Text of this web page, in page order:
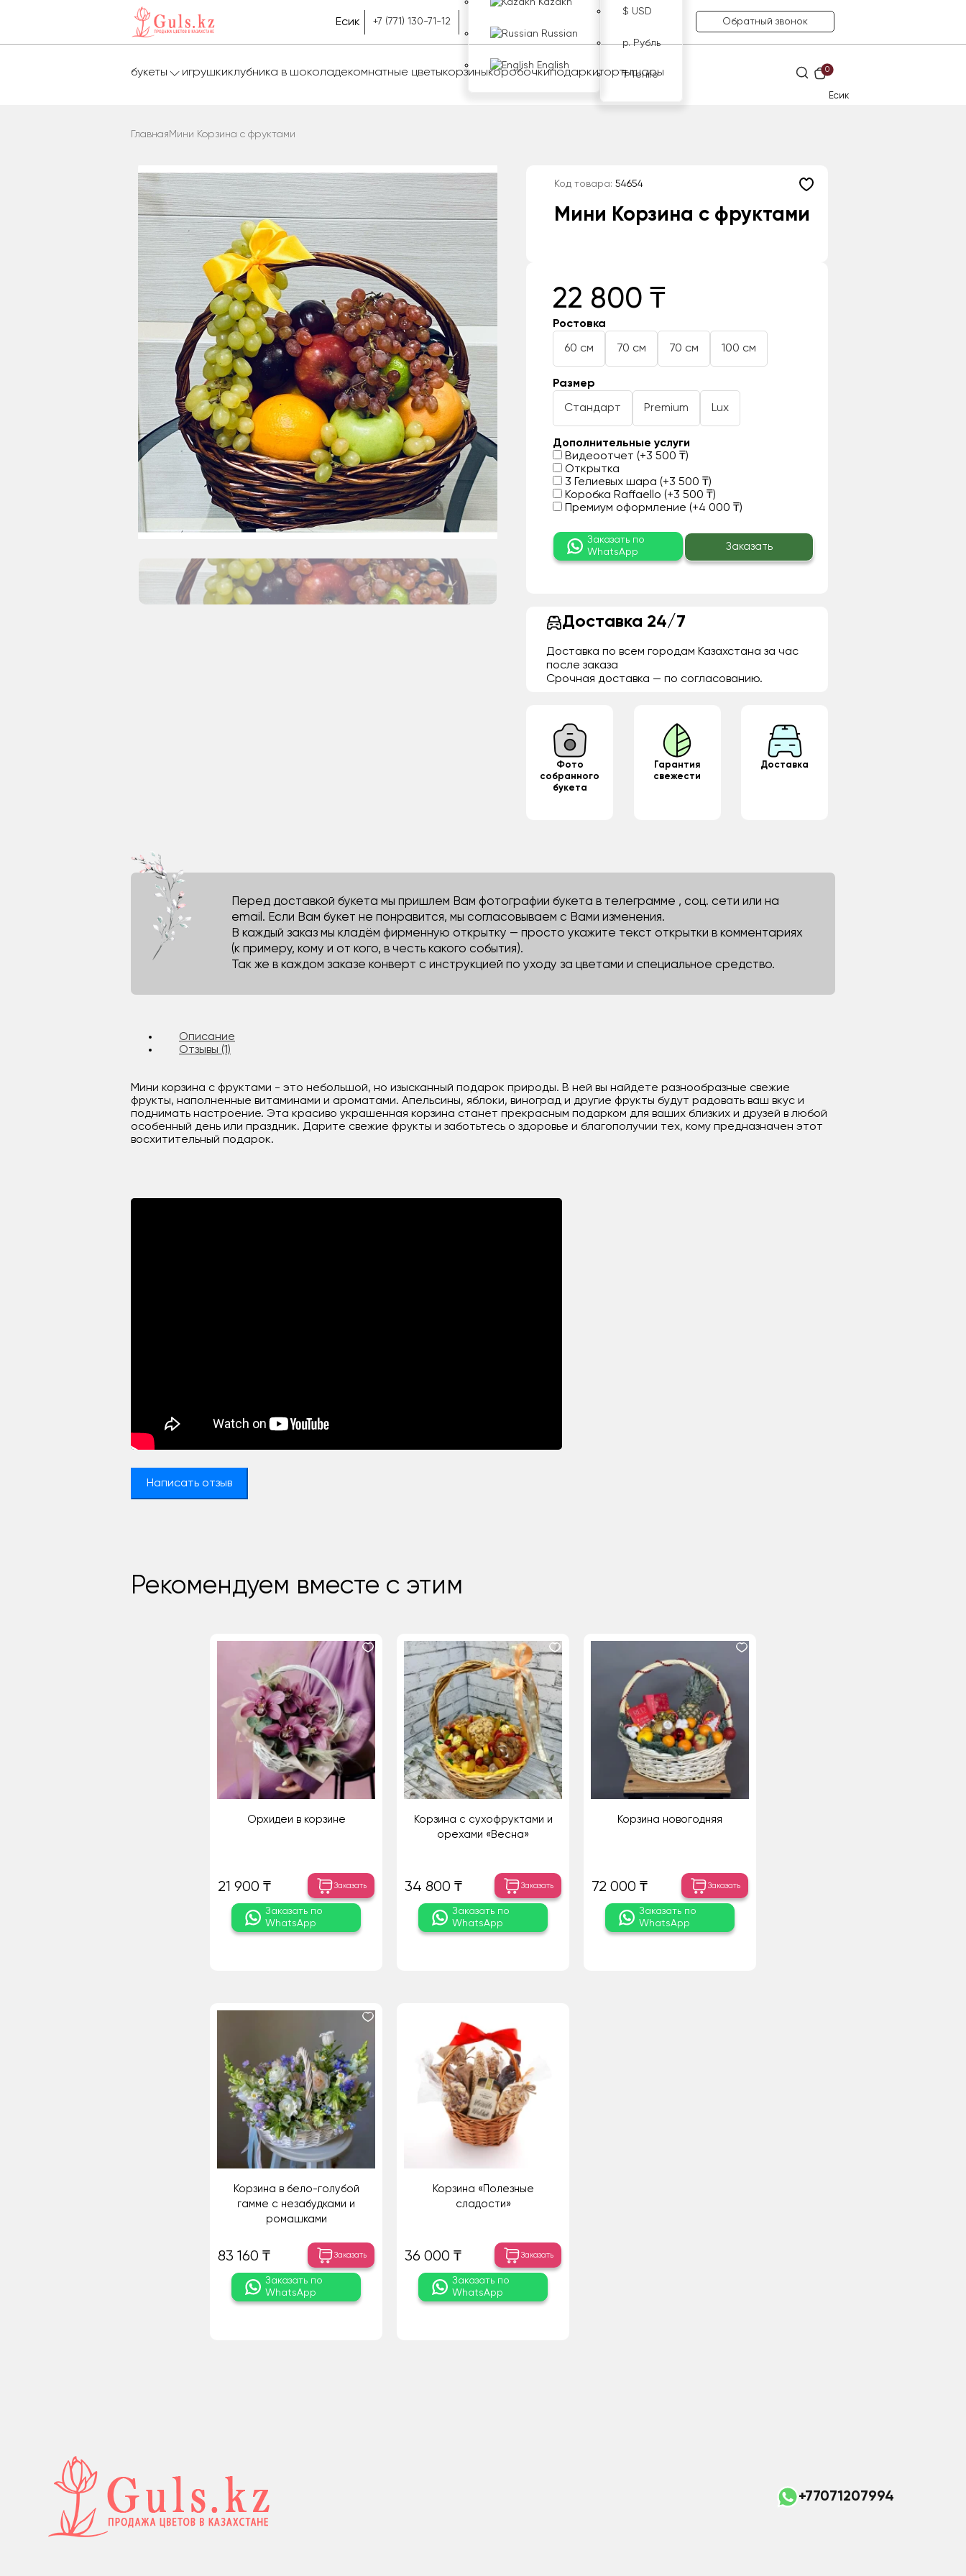
Есик +7 (771) 130-71-12
Kazakh
Russian
English
$ USD
р. Рубль
₸ Тенге
Обратный звонок
букеты игрушкиклубника в шоколадекомнатные цветыкорзиныкоробочкиподаркитортышары 0
Есик
Главная Мини Корзина с фруктами
Код товара: 54654
Мини Корзина с фруктами
22 800 ₸
Ростовка
60 см 70 см 70 см 100 см
Размер
Стандарт Premium Lux
Дополнительные услуги
Видеоотчет (+3 500 ₸)
Открытка
3 Гелиевых шара (+3 500 ₸)
Коробка Raffaello (+3 500 ₸)
Премиум оформление (+4 000 ₸)
Заказать по
WhatsApp
Заказать
Доставка 24/7
Доставка по всем городам Казахстана за час
после заказа
Срочная доставка — по согласованию.
Фото
собранного
букета
Гарантия
свежести
Доставка
Перед доставкой букета мы пришлем Вам фотографии букета в телеграмме , соц. сети или на
email. Если Вам букет не понравится, мы согласовываем с Вами изменения.
В каждый заказ мы кладём фирменную открытку — просто укажите текст открытки в комментариях
(к примеру, кому и от кого, в честь какого события).
Так же в каждом заказе конверт с инструкцией по уходу за цветами и специальное средство.
Описание
Отзывы (1)
Мини корзина с фруктами - это небольшой, но изысканный подарок природы. В ней вы найдете разнообразные свежие
фрукты, наполненные витаминами и ароматами. Апельсины, яблоки, виноград и другие фрукты будут радовать ваш вкус и
поднимать настроение. Эта красиво украшенная корзина станет прекрасным подарком для ваших близких и друзей в любой
особенный день или праздник. Дарите свежие фрукты и заботьтесь о здоровье и благополучии тех, кому предназначен этот
восхитительный подарок.
Написать отзыв
Рекомендуем вместе с этим
Орхидеи в корзине
21 900 ₸ Заказать
Заказать по
WhatsApp
Корзина с сухофруктами и
орехами «Весна»
34 800 ₸ Заказать
Заказать по
WhatsApp
Корзина новогодняя
72 000 ₸ Заказать
Заказать по
WhatsApp
Корзина в бело-голубой
гамме с незабудками и
ромашками
83 160 ₸ Заказать
Заказать по
WhatsApp
Корзина «Полезные
сладости»
36 000 ₸ Заказать
Заказать по
WhatsApp
+77071207994